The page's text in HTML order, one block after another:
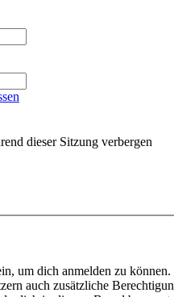
dieser Sitzung verbergen
um dich anmelden zu
auch zusätzliche